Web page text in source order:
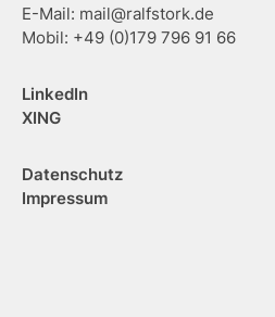
E-Mail: mail@ralfstork.de
Mobil: +49 (0)179 796 91 66
LinkedIn
XING
Datenschutz
Impressum